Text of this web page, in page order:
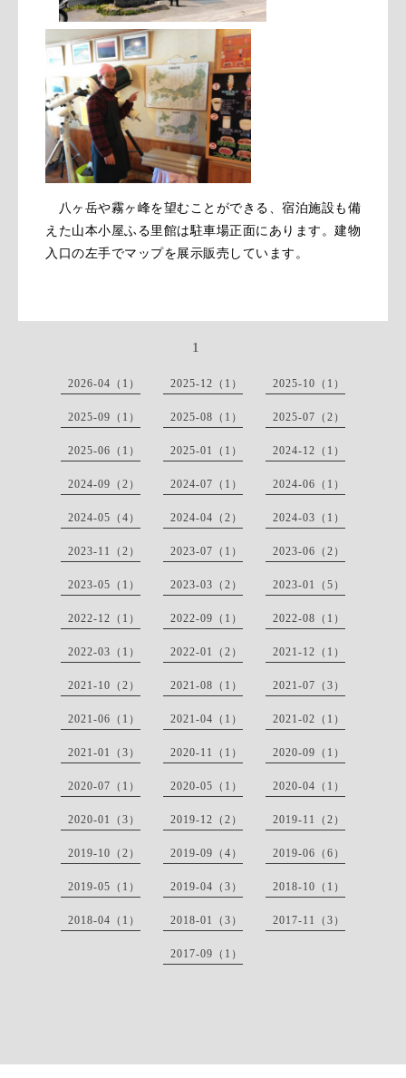
八ヶ岳や霧ヶ峰を望むことができる、宿泊施設も備
えた山本小屋ふる里館は駐車場正面にあります。建物
入口の左手でマップを展示販売しています。
1
2026-04（1） 2025-12（1） 2025-10（1）
2025-09（1） 2025-08（1） 2025-07（2）
2025-06（1） 2025-01（1） 2024-12（1）
2024-09（2） 2024-07（1） 2024-06（1）
2024-05（4） 2024-04（2） 2024-03（1）
2023-11（2） 2023-07（1） 2023-06（2）
2023-05（1） 2023-03（2） 2023-01（5）
2022-12（1） 2022-09（1） 2022-08（1）
2022-03（1） 2022-01（2） 2021-12（1）
2021-10（2） 2021-08（1） 2021-07（3）
2021-06（1） 2021-04（1） 2021-02（1）
2021-01（3） 2020-11（1） 2020-09（1）
2020-07（1） 2020-05（1） 2020-04（1）
2020-01（3） 2019-12（2） 2019-11（2）
2019-10（2） 2019-09（4） 2019-06（6）
2019-05（1） 2019-04（3） 2018-10（1）
2018-04（1） 2018-01（3） 2017-11（3）
2017-09（1）